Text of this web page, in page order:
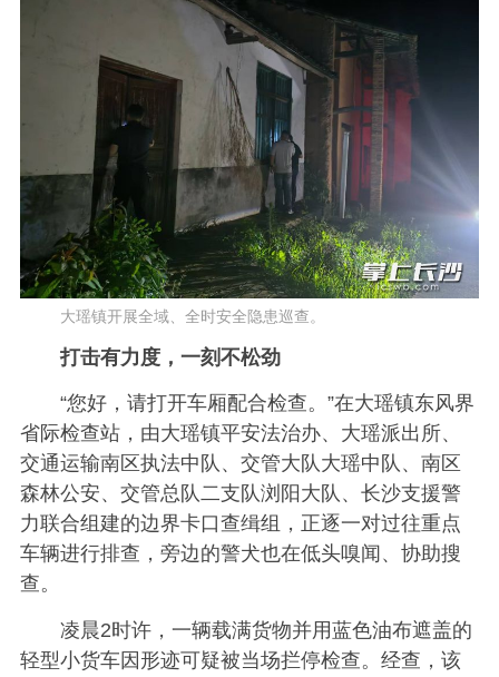
大瑶镇开展全域、全时安全隐患巡查。
打击有力度，一刻不松劲
“您好，请打开车厢配合检查。”在大瑶镇东风界
省际检查站，由大瑶镇平安法治办、大瑶派出所、
交通运输南区执法中队、交管大队大瑶中队、南区
森林公安、交管总队二支队浏阳大队、长沙支援警
力联合组建的边界卡口查缉组，正逐一对过往重点
车辆进行排查，旁边的警犬也在低头嗅闻、协助搜
查。
凌晨2时许，一辆载满货物并用蓝色油布遮盖的
轻型小货车因形迹可疑被当场拦停检查。经查，该